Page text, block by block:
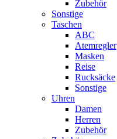
Zubehör
Sonstige
Taschen
ABC
Atemregler
Masken
Reise
Rucksäcke
Sonstige
Uhren
Damen
Herren
Zubehör